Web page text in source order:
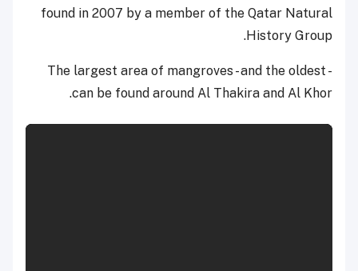
found in 2007 by a member of the Qatar Natural
History Group.
The largest area of mangroves - and the oldest -
can be found around Al Thakira and Al Khor.